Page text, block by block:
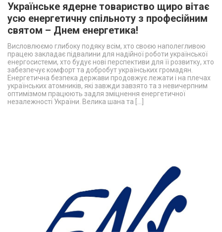
Українське ядерне товариство щиро вітає
усю енергетичну спільноту з професійним
святом – Днем енергетика!
Висловлюємо глибоку подяку всім, хто своєю наполегливою
працею закладає підвалини для надійної роботи української
енергосистеми, хто будує нові перспективи для її розвитку, хто
забезпечує комфорт та добробут українських громадян.
Енергетична безпека держави продовжує лежати і на плечах
українських атомників, які завжди завзято та з невичерпним
оптимізмом працюють задля зміцнення енергетичної
незалежності України. Велика шана та […]